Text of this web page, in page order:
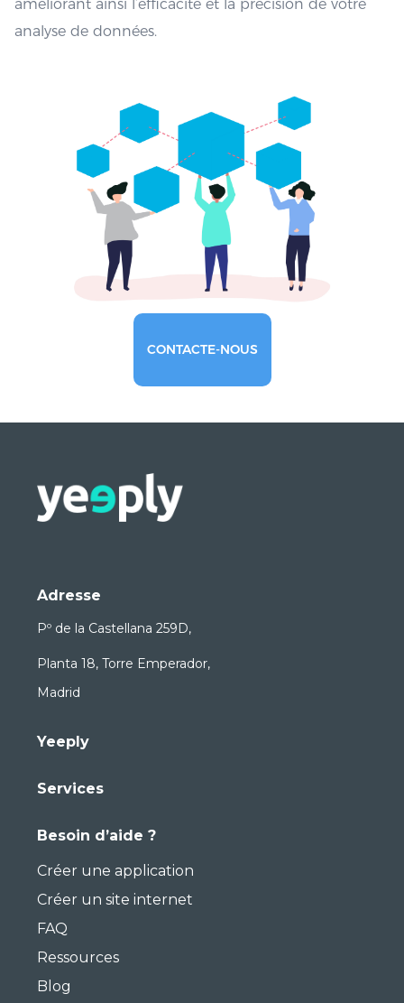
améliorant ainsi l’efficacité et la précision de votre
analyse de données.
CONTACTE-NOUS
Adresse
Pº de la Castellana 259D,
Planta 18, Torre Emperador,
Madrid
Yeeply
Services
Besoin d’aide ?
Créer une application
Créer un site internet
FAQ
Ressources
Blog